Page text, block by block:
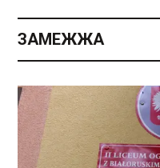
ЗАМЕЖЖА